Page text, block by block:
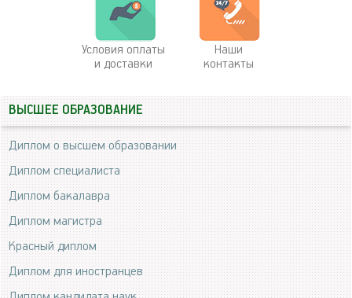
Условия оплаты
и доставки
Наши
контакты
ВЫСШЕЕ ОБРАЗОВАНИЕ
Диплом о высшем образовании
Диплом специалиста
Диплом бакалавра
Диплом магистра
Красный диплом
Диплом для иностранцев